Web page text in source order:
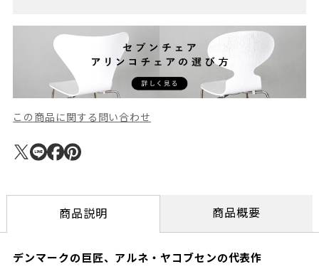
この商品に関する問い合わせ
商品説明 商品概要
デンマークの巨匠、アルネ・ヤコブセンの代表作